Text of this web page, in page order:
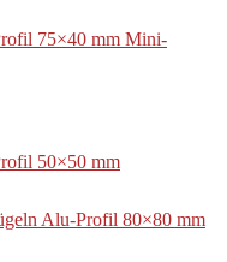
75×40 mm Mini-
50×50 mm
Alu-Profil 80×80 mm